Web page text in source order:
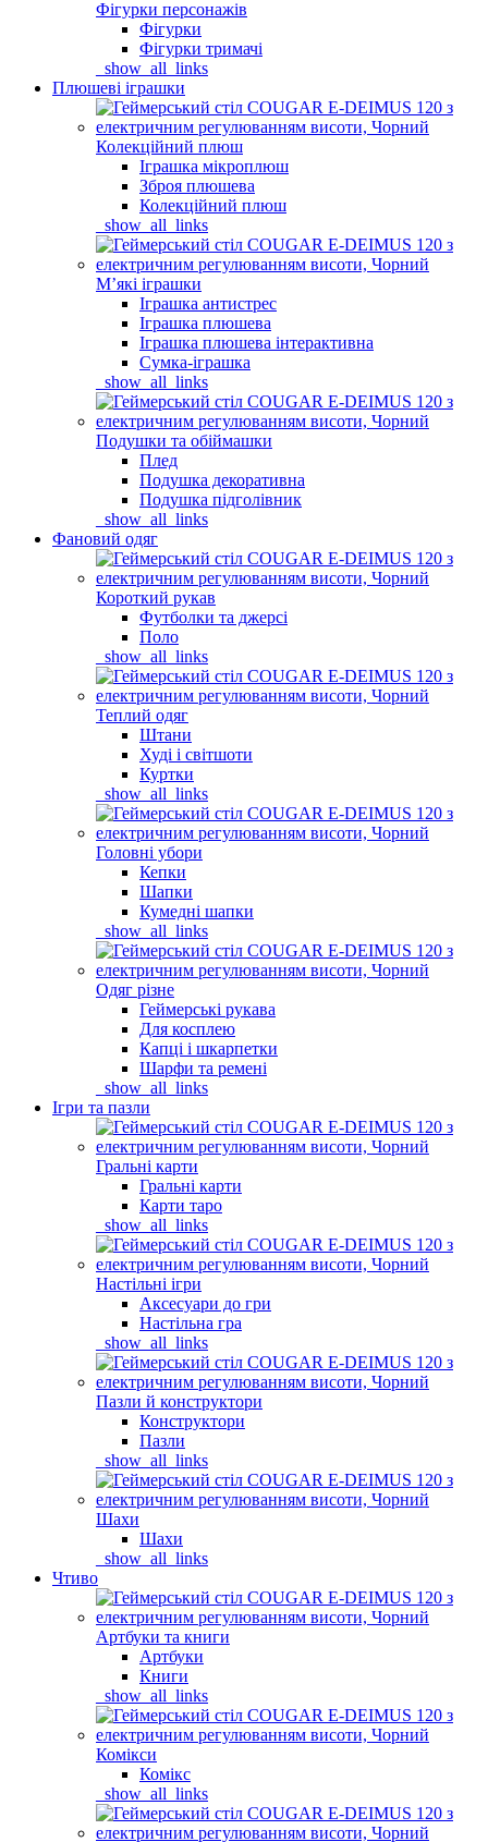
Фігурки персонажів
Фігурки
Фігурки тримачі
_show_all_links
Плюшеві іграшки
Колекційний плюш
Іграшка мікроплюш
Зброя плюшева
Колекційний плюш
_show_all_links
Мʼякі іграшки
Іграшка антистрес
Іграшка плюшева
Іграшка плюшева інтерактивна
Сумка-іграшка
_show_all_links
Подушки та обіймашки
Плед
Подушка декоративна
Подушка підголівник
_show_all_links
Фановий одяг
Короткий рукав
Футболки та джерсі
Поло
_show_all_links
Теплий одяг
Штани
Худі і світшоти
Куртки
_show_all_links
Головні убори
Кепки
Шапки
Кумедні шапки
_show_all_links
Одяг різне
Геймерські рукава
Для косплею
Капці і шкарпетки
Шарфи та ремені
_show_all_links
Ігри та пазли
Гральні карти
Гральні карти
Карти таро
_show_all_links
Настільні ігри
Аксесуари до гри
Настільна гра
_show_all_links
Пазли й конструктори
Конструктори
Пазли
_show_all_links
Шахи
Шахи
_show_all_links
Чтиво
Артбуки та книги
Артбуки
Книги
_show_all_links
Комікси
Комікс
_show_all_links